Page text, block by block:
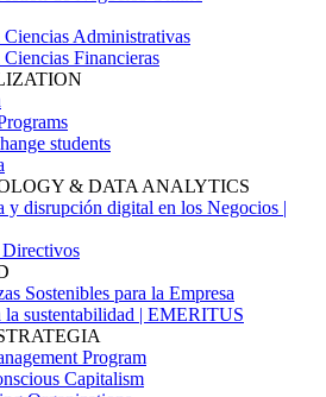
Administrativas
Financieras
students
& DATA ANALYTICS
y disrupción digital en los Negocios |
Sostenibles para la Empresa
la sustentabilidad | EMERITUS
Program
Capitalism